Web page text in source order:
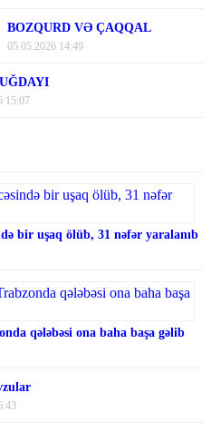
BOZQURD VƏ ÇAQQAL
05.05.2026 14:49
15:07
bir uşaq ölüb, 31 nəfər yaralanıb
qələbəsi ona baha başa gəlib